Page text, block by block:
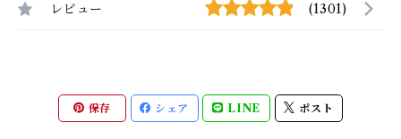
レビュー (1301)
保存 シェア LINE ポスト